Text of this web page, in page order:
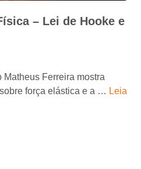
– Lei de Hooke e
Ferreira mostra
força elástica e a … Leia